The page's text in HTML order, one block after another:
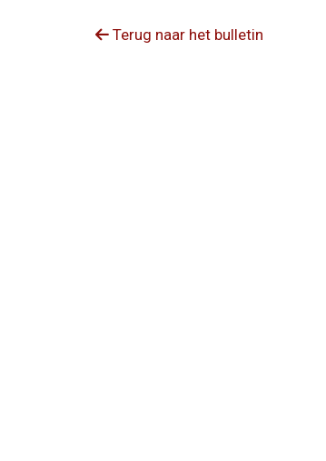
Terug naar het bulletin